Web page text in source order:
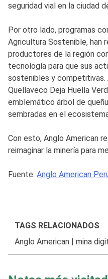
seguridad vial en la ciudad
Por otro lado, programas
Agricultura Sostenible, han
productores de la región
tecnología para que sus
sostenibles y competitivas.
Quellaveco Deja Huella
emblemático árbol de
sembradas en el
Con esto, Anglo American
reimaginar la minería para
Fuente: Anglo American
TAGS RELACIONADOS
Anglo American| mina